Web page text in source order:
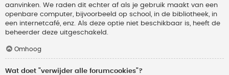
aanvinken. We raden dit echter af als je gebruik maakt van een
openbare computer, bijvoorbeeld op school, in de bibliotheek, in
een internetcafé, enz. Als deze optie niet beschikbaar is, heeft de
beheerder deze uitgeschakeld.
Omhoog
Wat doet "verwijder alle forumcookies"?